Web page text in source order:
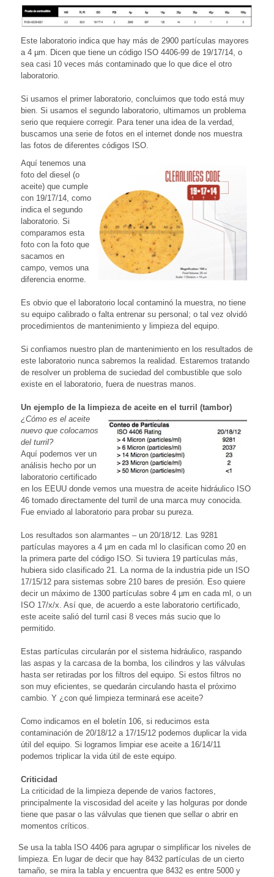
Este laboratorio indica que hay más de 2900 partículas mayores
a 4 µm. Dicen que tiene un código ISO 4406-99 de 19/17/14, o
sea casi 10 veces más contaminado que lo que dice el otro
laboratorio.
Si usamos el primer laboratorio, concluimos que todo está muy
bien. Si usamos el segundo laboratorio, ultimamos un problema
serio que requiere corregir. Para tener una idea de la verdad,
buscamos una serie de fotos en el internet donde nos muestra
las fotos de diferentes códigos ISO.
Aquí tenemos una
foto del diesel (o
aceite) que cumple
con 19/17/14, como
indica el segundo
laboratorio. Si
comparamos esta
foto con la foto que
sacamos en
campo, vemos una
diferencia enorme.
Es obvio que el laboratorio local contaminó la muestra, no tiene
su equipo calibrado o falta entrenar su personal; o tal vez olvidó
procedimientos de mantenimiento y limpieza del equipo.
Si confiamos nuestro plan de mantenimiento en los resultados de
este laboratorio nunca sabremos la realidad. Estaremos tratando
de resolver un problema de suciedad del combustible que solo
existe en el laboratorio, fuera de nuestras manos.
Un ejemplo de la limpieza de aceite en el turril (tambor)
¿Cómo es el aceite
nuevo que colocamos
del turril?
Aquí podemos ver un
análisis hecho por un
laboratorio certificado
en los EEUU donde vemos una muestra de aceite hidráulico ISO
46 tomado directamente del turril de una marca muy conocida.
Fue enviado al laboratorio para probar su pureza.
Los resultados son alarmantes – un 20/18/12. Las 9281
partículas mayores a 4 µm en cada ml lo clasifican como 20 en
la primera parte del código ISO. Si tuviera 19 partículas más,
hubiera sido clasificado 21. La norma de la industria pide un ISO
17/15/12 para sistemas sobre 210 bares de presión. Eso quiere
decir un máximo de 1300 partículas sobre 4 µm en cada ml, o un
ISO 17/x/x. Así que, de acuerdo a este laboratorio certificado,
este aceite salió del turril casi 8 veces más sucio que lo
permitido.
Estas partículas circularán por el sistema hidráulico, raspando
las aspas y la carcasa de la bomba, los cilindros y las válvulas
hasta ser retiradas por los filtros del equipo. Si estos filtros no
son muy eficientes, se quedarán circulando hasta el próximo
cambio. Y ¿con qué limpieza terminará ese aceite?
Como indicamos en el boletín 106, si reducimos esta
contaminación de 20/18/12 a 17/15/12 podemos duplicar la vida
útil del equipo. Si logramos limpiar ese aceite a 16/14/11
podemos triplicar la vida útil de este equipo.
Criticidad
La criticidad de la limpieza depende de varios factores,
principalmente la viscosidad del aceite y las holguras por donde
tiene que pasar o las válvulas que tienen que sellar o abrir en
momentos críticos.
Se usa la tabla ISO 4406 para agrupar o simplificar los niveles de
limpieza. En lugar de decir que hay 8432 partículas de un cierto
tamaño, se mira la tabla y encuentra que 8432 es entre 5000 y